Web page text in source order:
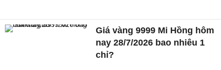
Giá vàng 9999 Mi Hồng hôm
nay 28/7/2026 bao nhiêu 1
chỉ?